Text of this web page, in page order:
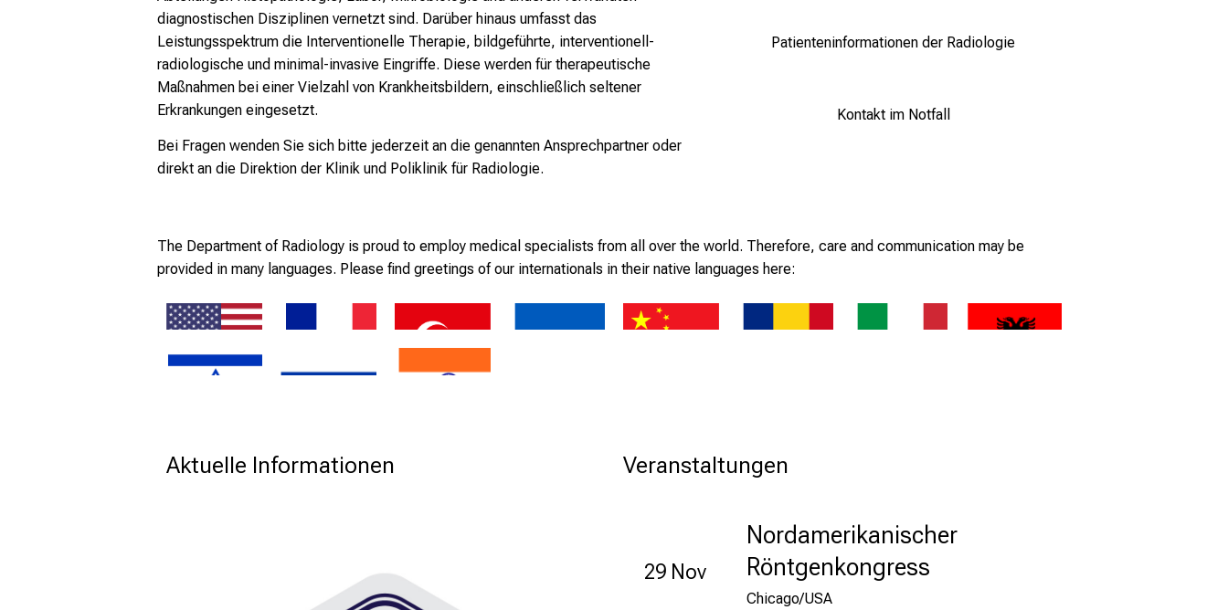
diagnostischen Disziplinen vernetzt sind. Darüber hinaus umfasst das
Leistungsspektrum die Interventionelle Therapie, bildgeführte, interventionell-
radiologische und minimal-invasive Eingriffe. Diese werden für therapeutische
Maßnahmen bei einer Vielzahl von Krankheitsbildern, einschließlich seltener
Erkrankungen eingesetzt.
Bei Fragen wenden Sie sich bitte jederzeit an die genannten Ansprechpartner oder
direkt an die Direktion der Klinik und Poliklinik für Radiologie.
Patienteninformationen der Radiologie
Kontakt im Notfall
The Department of Radiology is proud to employ medical specialists from all over the world. Therefore, care and communication may be
provided in many languages. Please find greetings of our internationals in their native languages here:
EN TUR UKR CHN ROU ALB
ISR RUS IND
Aktuelle Informationen Veranstaltungen
29 Nov
Nordamerikanischer
Röntgenkongress
Chicago/USA